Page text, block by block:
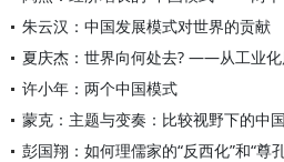
朱云汉：中国发展模式对世界的贡献
夏庆杰：世界向何处去? ——从工业化
许小年：两个中国模式
蒙克：主题与变奏：比较视野下的中
彭国翔：如何理儒家的“反西化”和“尊